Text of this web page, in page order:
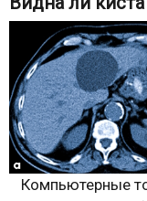
Компьютерные